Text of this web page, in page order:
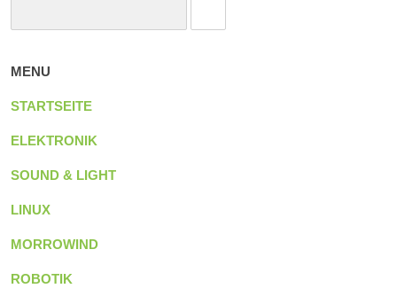
MENU
STARTSEITE
ELEKTRONIK
SOUND & LIGHT
LINUX
MORROWIND
ROBOTIK